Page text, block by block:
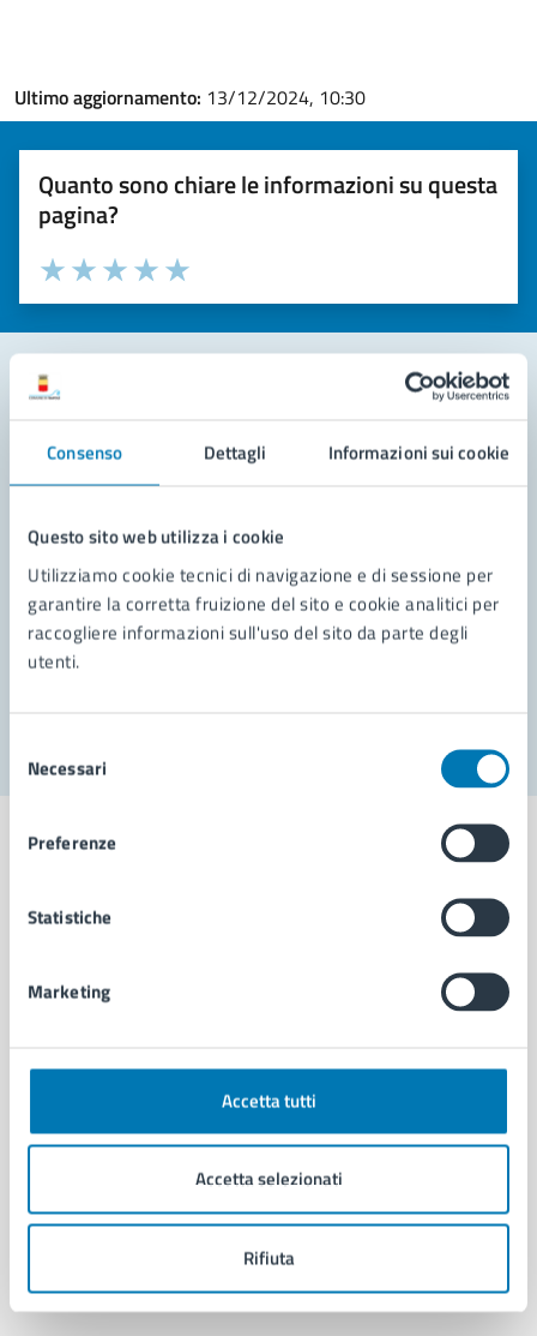
Consenso Dettagli Informazioni sui cookie
Questo sito web utilizza i cookie
Utilizziamo cookie tecnici di navigazione e di sessione per
garantire la corretta fruizione del sito e cookie analitici per
raccogliere informazioni sull'uso del sito da parte degli
utenti.
delNecessari
Preferenze
Statistiche
Marketing
Accetta tutti
Accetta selezionati
Rifiuta
Ultimo aggiornamento: 13/12/2024, 10:30
Quanto sono chiare le informazioni su questa
pagina?
Valuta la chiarezza delle informazioni (da 1 a 5 stelle)
Seleziona il numero di stelle per valutare la chiarezza delle
Valuta 5 stelle su 5
Valuta 4 stelle su 5
Valuta 3 stelle su 5
Valuta 2 stelle su 5
Valuta 1 stelle su 5
Leggi le domande frequenti
Richiedi assistenza
Prenota appuntamento
Problemi in città
Comune di Napoli
AMMINISTRAZIONE
Organi di governo
Enti e fondazioni
Personale amministrativo
Intranet, posta aziendale e protocollo